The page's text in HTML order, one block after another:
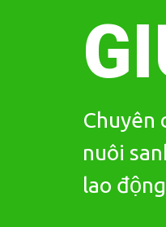
Chuyên
nuôi
lao